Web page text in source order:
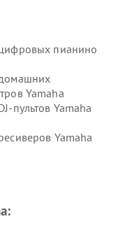
пианино
Yamaha
пультов Yamaha
Yamaha